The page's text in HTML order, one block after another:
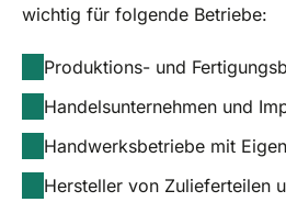
wichtig für folgende Betriebe:
Produktions- und
Handelsunternehmen und
Handwerksbetriebe mit
Hersteller von Zulieferteilen